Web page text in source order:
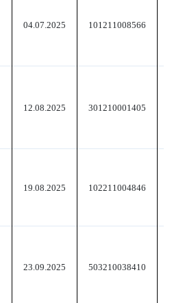
04.07.2025 101211008566
12.08.2025 301210001405
19.08.2025 102211004846
23.09.2025 503210038410